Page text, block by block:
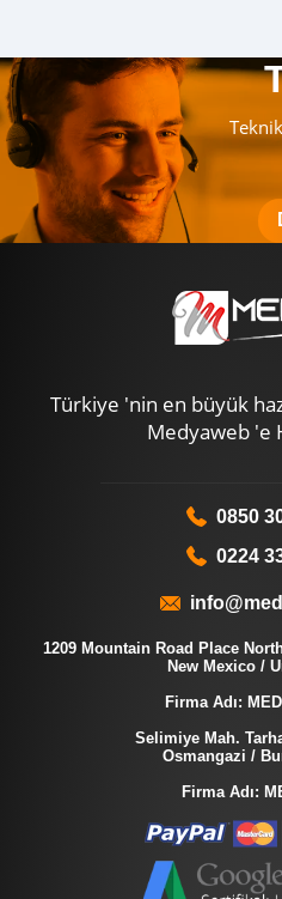
Türkiye 'nin en büyük
Medyaweb 'e
0850
0224
1209 Mountain Road Place
New Mexico /
Firma Adı:
Selimiye Mah.
Osmangazi /
Firma Adı: